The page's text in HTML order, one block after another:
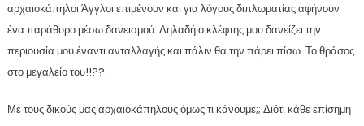
αρχαιοκάπηλοι Άγγλοι επιμένουν και για λόγους διπλωματίας αφήνουν
ένα παράθυρο μέσω δανεισμού. Δηλαδή ο κλέφτης μου δανείζει την
περιουσία μου έναντι ανταλλαγής και πάλιν θα την πάρει πίσω. Το θράσος
στο μεγαλείο του!!??.
Με τους δικούς μας αρχαιοκάπηλους όμως τι κάνουμε;; Διότι κάθε επίσημη